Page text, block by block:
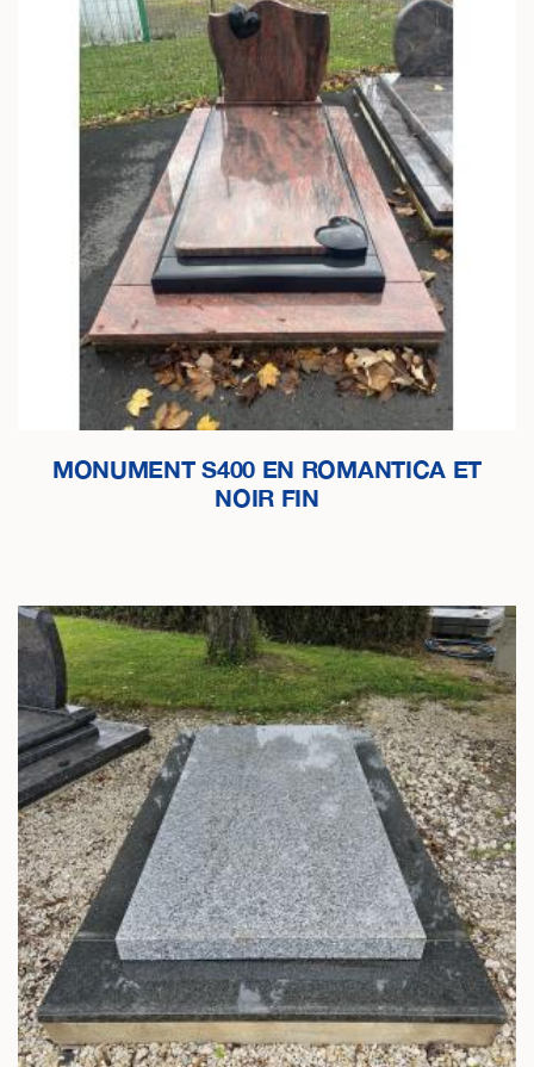
MONUMENT S400 EN ROMANTICA ET
NOIR FIN